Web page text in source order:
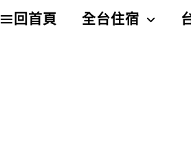
回首頁 全台住宿